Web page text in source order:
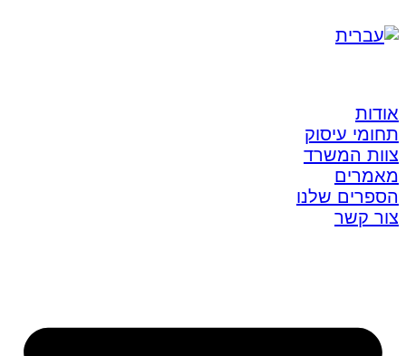
אודות
תחומי עיסוק
צוות המשרד
מאמרים
הספרים שלנו
צור קשר